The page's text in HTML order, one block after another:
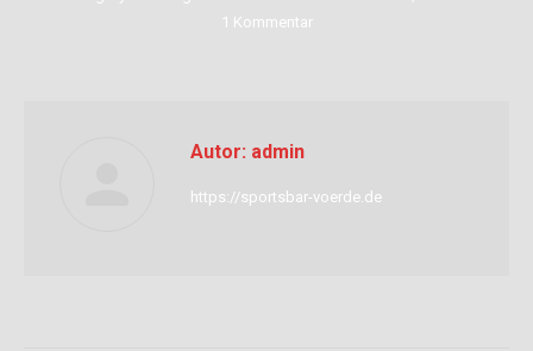
1 Kommentar
Autor: admin
https://sportsbar-voerde.de